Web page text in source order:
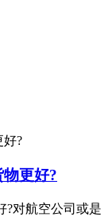
更好?
?对航空公司或是